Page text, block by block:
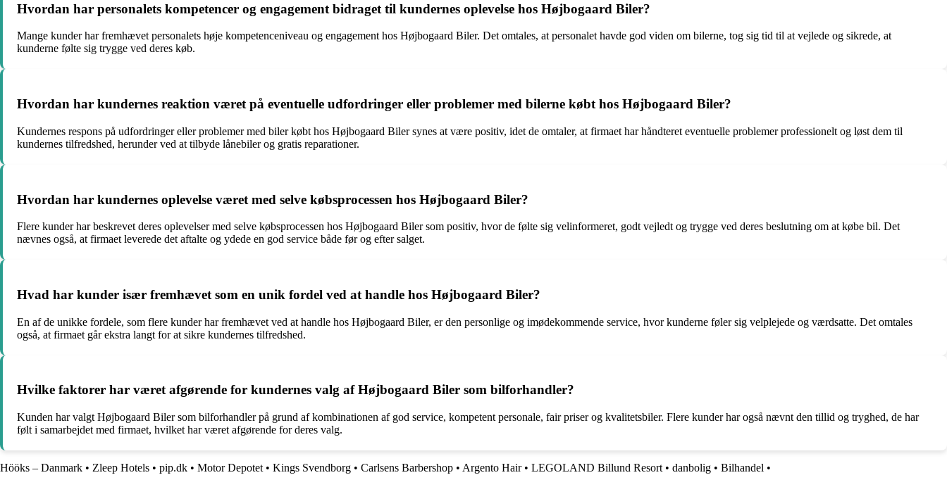
Hvordan har personalets kompetencer og engagement bidraget til kundernes oplevelse hos Højbogaard Biler?
Mange kunder har fremhævet personalets høje kompetenceniveau og engagement hos Højbogaard Biler. Det omtales, at personalet havde god viden om bilerne, tog sig tid til at vejlede og sikrede, at
kunderne følte sig trygge ved deres køb.
Hvordan har kundernes reaktion været på eventuelle udfordringer eller problemer med bilerne købt hos Højbogaard Biler?
Kundernes respons på udfordringer eller problemer med biler købt hos Højbogaard Biler synes at være positiv, idet de omtaler, at firmaet har håndteret eventuelle problemer professionelt og løst dem til
kundernes tilfredshed, herunder ved at tilbyde lånebiler og gratis reparationer.
Hvordan har kundernes oplevelse været med selve købsprocessen hos Højbogaard Biler?
Flere kunder har beskrevet deres oplevelser med selve købsprocessen hos Højbogaard Biler som positiv, hvor de følte sig velinformeret, godt vejledt og trygge ved deres beslutning om at købe bil. Det
nævnes også, at firmaet leverede det aftalte og ydede en god service både før og efter salget.
Hvad har kunder især fremhævet som en unik fordel ved at handle hos Højbogaard Biler?
En af de unikke fordele, som flere kunder har fremhævet ved at handle hos Højbogaard Biler, er den personlige og imødekommende service, hvor kunderne føler sig velplejede og værdsatte. Det omtales
også, at firmaet går ekstra langt for at sikre kundernes tilfredshed.
Hvilke faktorer har været afgørende for kundernes valg af Højbogaard Biler som bilforhandler?
Kunden har valgt Højbogaard Biler som bilforhandler på grund af kombinationen af god service, kompetent personale, fair priser og kvalitetsbiler. Flere kunder har også nævnt den tillid og tryghed, de har
følt i samarbejdet med firmaet, hvilket har været afgørende for deres valg.
Hööks – Danmark • Zleep Hotels • pip.dk • Motor Depotet • Kings Svendborg • Carlsens Barbershop • Argento Hair• LEGOLAND Billund Resort • danbolig • Bilhandel •